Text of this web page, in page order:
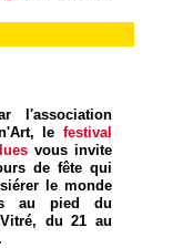
l'association
le festival
vous invite
de fête qui
le monde
au pied du
du 21 au